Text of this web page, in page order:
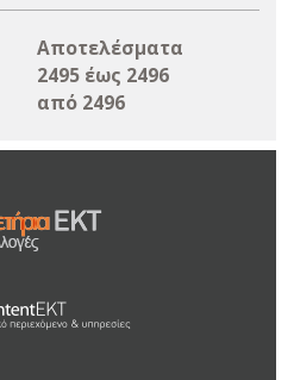
Αποτελέσματα
2495 έως 2496
από 2496